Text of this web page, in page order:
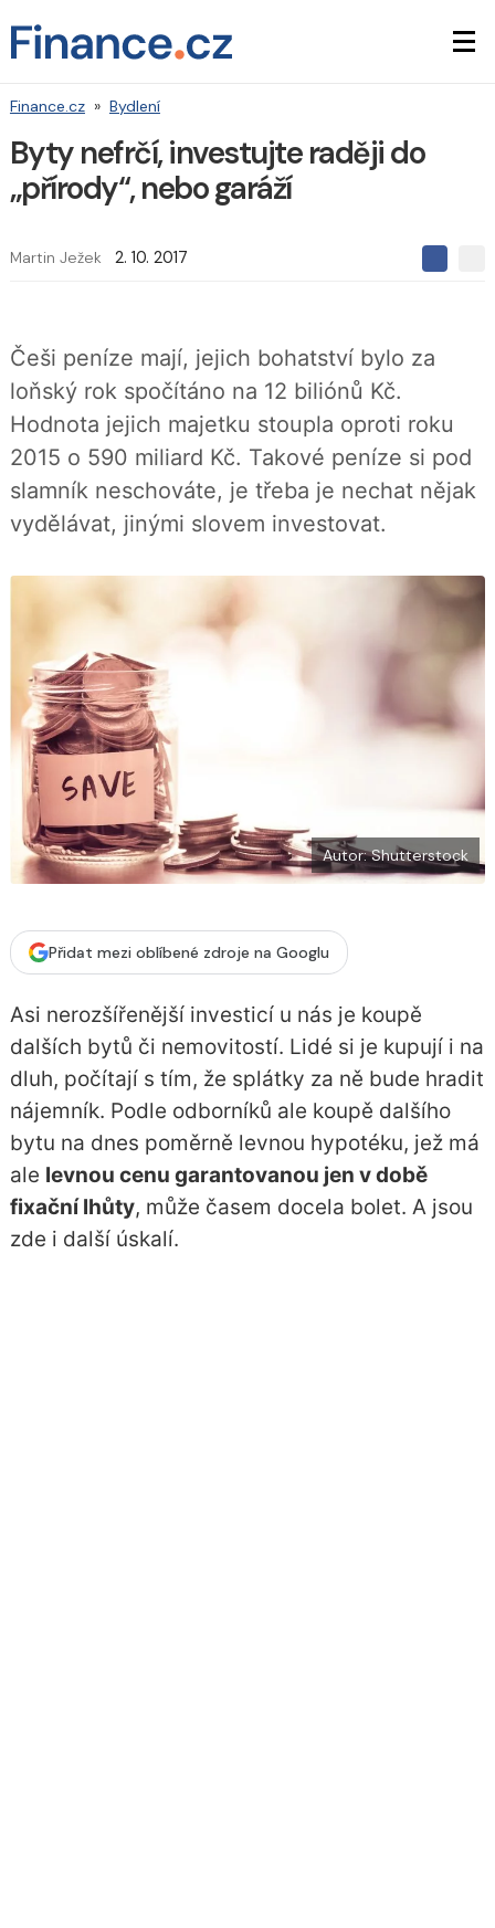
Finance.cz » Bydlení
Byty nefrčí, investujte raději do
„přírody“, nebo garáží
Martin Ježek 2. 10. 2017
S
l
t
S
j
a
a
c
e
b
i
Češi peníze mají, jejich bohatství bylo za
loňský rok spočítáno na 12 biliónů Kč.
Hodnota jejich majetku stoupla oproti roku
2015 o 590 miliard Kč. Takové peníze si pod
slamník neschováte, je třeba je nechat nějak
vydělávat, jinými slovem investovat.
Autor: Shutterstock
Přidat mezi oblíbené zdroje na Googlu
Asi nerozšířenější investicí u nás je koupě
dalších bytů či nemovitostí. Lidé si je kupují i na
dluh, počítají s tím, že splátky za ně bude hradit
nájemník. Podle odborníků ale koupě dalšího
bytu na dnes poměrně levnou hypotéku, jež má
ale levnou cenu garantovanou jen v době
fixační lhůty, může časem docela bolet. A jsou
zde i další úskalí.